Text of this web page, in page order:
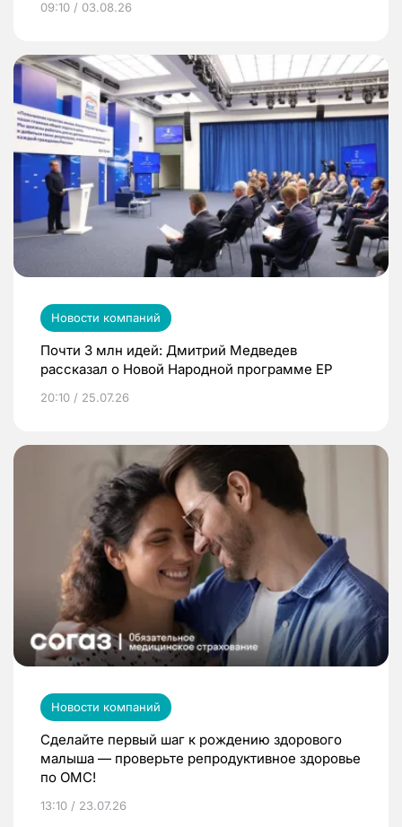
09:10 / 03.08.26
Новости компаний
Почти 3 млн идей: Дмитрий Медведев
рассказал о Новой Народной программе ЕР
20:10 / 25.07.26
Новости компаний
Сделайте первый шаг к рождению здорового
малыша — проверьте репродуктивное здоровье
по ОМС!
13:10 / 23.07.26